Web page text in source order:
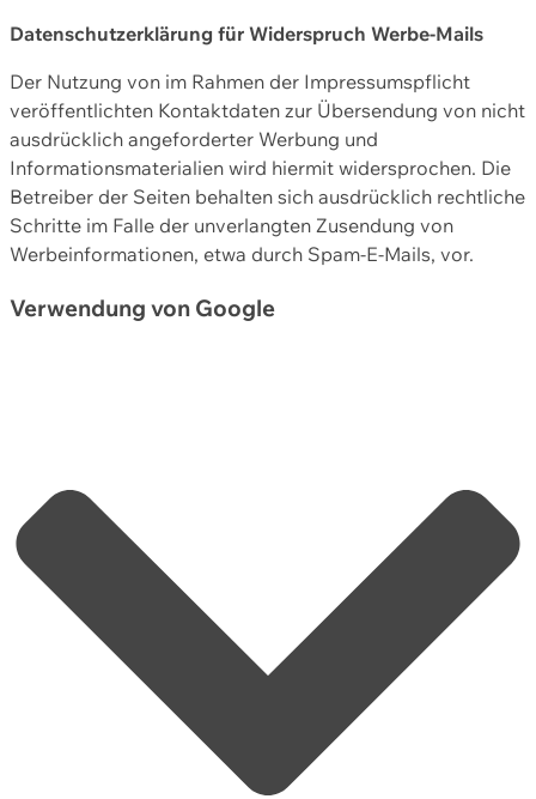
Datenschutzerklärung für Widerspruch Werbe-Mails
Der Nutzung von im Rahmen der Impressumspflicht
veröffentlichten Kontaktdaten zur Übersendung von nicht
ausdrücklich angeforderter Werbung und
Informationsmaterialien wird hiermit widersprochen. Die
Betreiber der Seiten behalten sich ausdrücklich rechtliche
Schritte im Falle der unverlangten Zusendung von
Werbeinformationen, etwa durch Spam-E-Mails, vor.
Verwendung von Google